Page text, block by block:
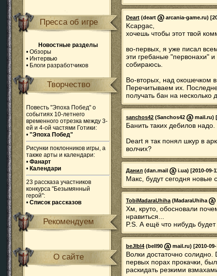
Пресса об игре
Новостные разделы
• Обзоры
• Интервью
• Блоги разработчиков
Творчество
Повесть "Эпоха Побед" о
событиях 10-летнего
временного отрезка между 3-
ей и 4-ой частями Готики:
• "Эпоха Побед"
Рисунки поклонников игры, а
также арты и календари:
• Фанарт
• Календари
23 рассказа участников
конкурса "Безымянный
герой":
• Список рассказов
Рекомендуем
О сайте
Deart (deart arcania-game.ru)
Kcapgac,
хочешь чтобы этот твой
во-первых, я уже писал
эти гребаные "первонахи"
собираюсь.
Во-вторых, над окошечком
Перечитываем их.
получать бан на несколько
sanchos42 (Sanchos42 mail.ru)
Банить таких дебилов надо.
Deart я так понял шкур в
волчих?
Данил (dan.mail i.ua) [2010-09-
Макс, будут сегодня новые
TobiMadaraUhiha(MadaraUhiha
Хм, круто, обосновали
нравиться...
P.S. А ещё что нибудь будет
beJlbl4 (bell90 mail.ru) [2010-
Волки достаточно
первых порах прокачки,
раскидать резкими